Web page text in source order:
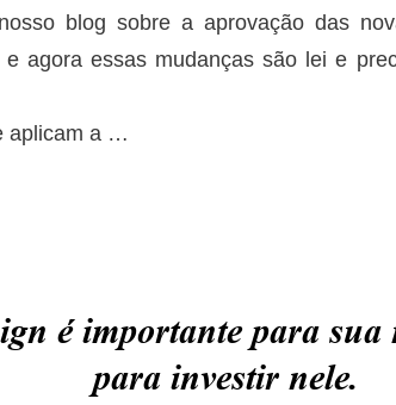
blog sobre a aprovação das
agora essas mudanças são lei e
aplicam a …
é importante para sua
para investir nele.